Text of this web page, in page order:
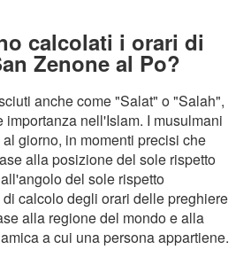
calcolati i orari di
Zenone al Po?
anche come "Salat" o "Salah",
importanza nell'Islam. I musulmani
giorno, in momenti precisi che
alla posizione del sole rispetto
del sole rispetto
calcolo degli orari delle preghiere
alla regione del mondo e alla
a cui una persona appartiene.